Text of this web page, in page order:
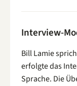
Interview-
Bill Lamie
erfolgte das
Sprache. Die